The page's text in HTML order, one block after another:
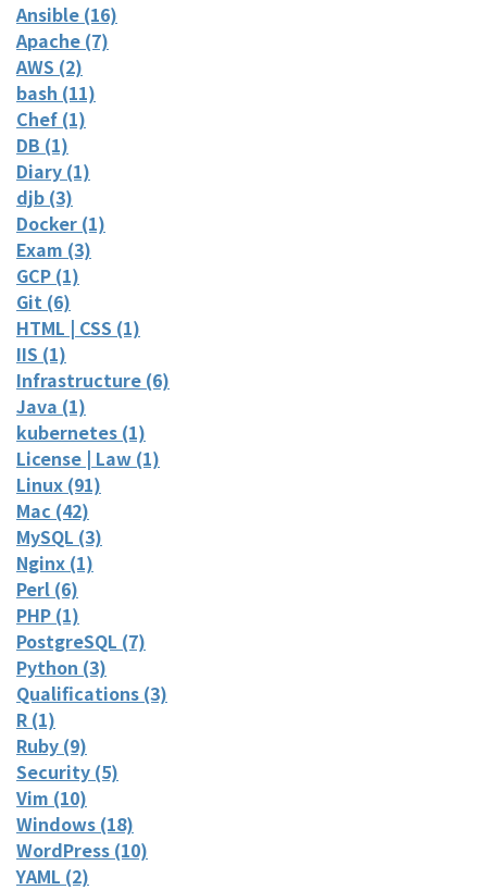
Ansible (16)
Apache (7)
AWS (2)
bash (11)
Chef (1)
DB (1)
Diary (1)
djb (3)
Docker (1)
Exam (3)
GCP (1)
Git (6)
HTML | CSS (1)
IIS (1)
Infrastructure (6)
Java (1)
kubernetes (1)
License | Law (1)
Linux (91)
Mac (42)
MySQL (3)
Nginx (1)
Perl (6)
PHP (1)
PostgreSQL (7)
Python (3)
Qualifications (3)
R (1)
Ruby (9)
Security (5)
Vim (10)
Windows (18)
WordPress (10)
YAML (2)